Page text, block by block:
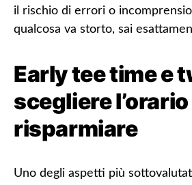
il rischio di errori o
qualcosa va storto, sai
Early tee time e
scegliere
risparmiare
Uno degli aspetti più